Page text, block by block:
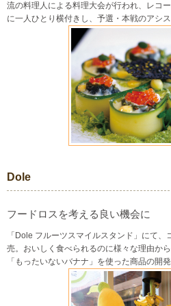
流の料理人による料理大会が行われ、レコ
に一人ひとり横付きし、予選・本戦のアシ
Dole
フードロスを考える良い機会に
「Dole フルーツスマイルスタンド」にて
売。おいしく食べられるのに様々な理由か
「もったいないバナナ」を使った商品の開